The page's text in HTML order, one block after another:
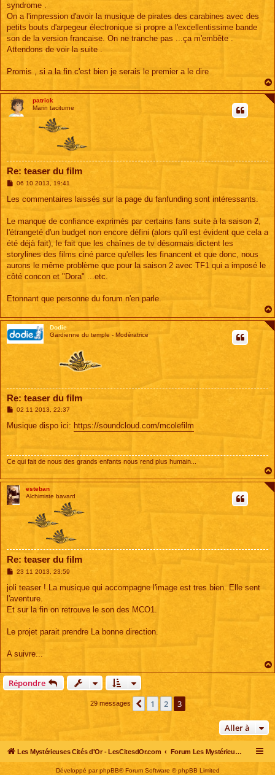
syndrome .
On a l'impression d'avoir la musique de pirates des carabines avec des
petits bouts d'arpegeur électronique si propre a l'excellentissime bande
son de la version francaise. On ne tranche pas ...ça m'embête .
Attendons de voir la suite .
Promis , si a la fin c'est bien je serais le premier a le dire
patrick
Marin taciturne
Re: teaser du film
M
s
g
06 10 2013, 19:41
Les commentaires laissés sur la page du fanfunding sont intéressants.
Le manque de confiance exprimés par certains fans suite à la saison 2,
l'étrangeté d'un budget non encore défini (alors qu'il est évident que cela a
été déjà fait), le fait que les chaînes de tv désormais dictent les
storylines des films ciné parce qu'elles les financent et que donc, nous
aurons le même problème que pour la saison 2 avec TF1 qui a imposé le
côté concon et "Dora" ...etc.
Etonnant que personne du forum n'en parle.
Dodie
Gardienne du temple - Modératrice
Re: teaser du film
M
s
02 11 2013, 22:37
Musique dispo ici: https://soundcloud.com/mcolefilm
Ce qui fait de nous des grands enfants nous rend plus humain...
esteban
Alchimiste bavard
Re: teaser du film
M
s
a
g
23 11 2013, 23:59
joli teaser ! La musique qui accompagne l'image est tres bien. Elle sent
l'aventure.
Et sur la fin on retrouve le son des MCO1.
Le projet parait prendre La bonne direction.
A suivre...
Répondre
29 messages Précédente
1 2 3
Aller à
Les Mystérieuses Cités d'Or - LesCitesdOr.com Forum Les Mystérieuses Cités d'Or
Développé parphpBB® Forum Software © phpBB Limited